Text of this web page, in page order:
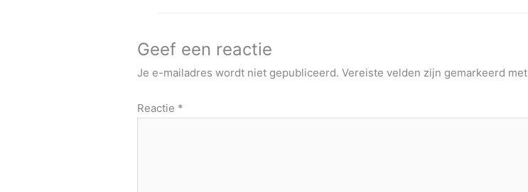
Geef een reactie
Je e-mailadres wordt niet gepubliceerd. Vereiste velden zijn gemarkeerd met
Reactie *